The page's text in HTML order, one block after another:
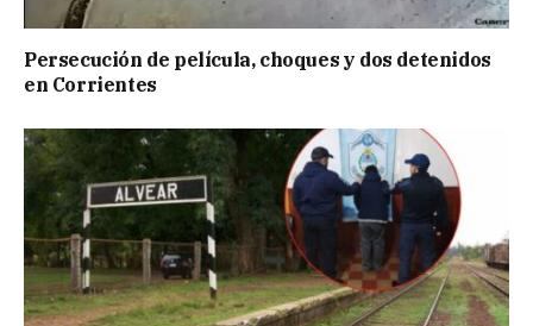
Persecución de película, choques y dos detenidos
en Corrientes